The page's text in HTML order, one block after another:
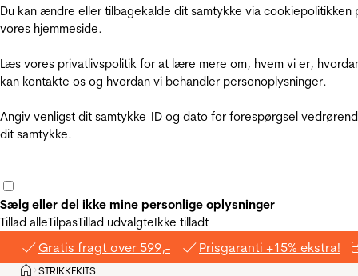
Du kan ændre eller tilbagekalde dit samtykke via cookiepolitikken
vores hjemmeside.
Læs vores privatlivspolitik for at lære mere om, hvem vi er,
kan kontakte os og hvordan vi behandler personoplysninger.
Angiv venligst dit samtykke-ID og dato for forespørgsel
dit samtykke.
Sælg eller del ikke mine personlige oplysninger
Tillad alleTilpasTillad udvalgteIkke tilladt
Gratis fragt over 599,- Prisgaranti +15% ekstra!
Hjem
>STRIKKEKITS